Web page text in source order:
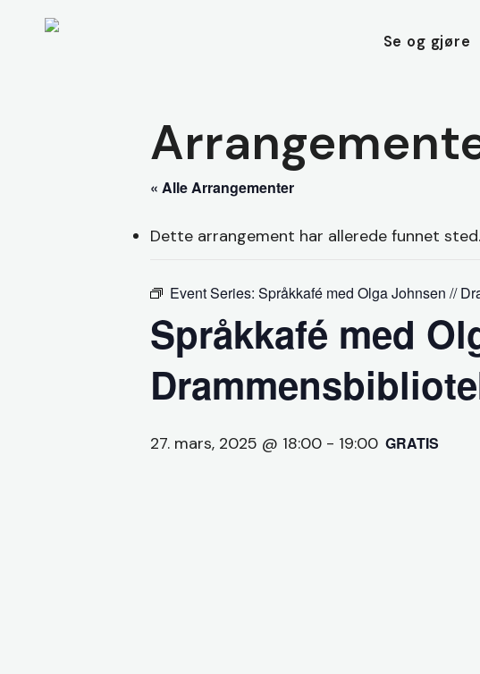
Se og gjøre
« Alle Arrangementer
Dette arrangement har allerede funnet sted.
Event Series: Språkkafé med Olga Johnsen //
Språkkafé med
27. mars, 2025 @ 18:00 - 19:00 GRATIS